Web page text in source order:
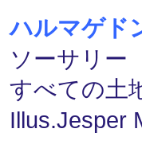
ハルマゲド
ソーサリ
すべての土
Illus.Jesper